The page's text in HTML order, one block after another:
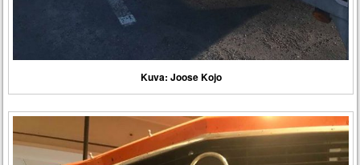
Kuva: Joose Kojo